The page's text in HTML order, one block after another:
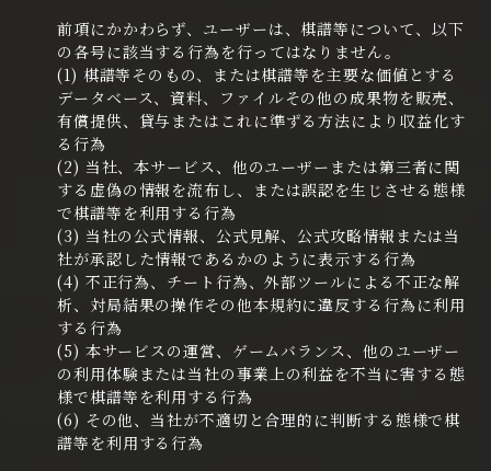
前項にかかわらず、ユーザーは、棋譜等について、以下
の各号に該当する行為を行ってはなりません。
(1) 棋譜等そのもの、または棋譜等を主要な価値とする
データベース、資料、ファイルその他の成果物を販売、
有償提供、貸与またはこれに準ずる方法により収益化す
る行為
(2) 当社、本サービス、他のユーザーまたは第三者に関
する虚偽の情報を流布し、または誤認を生じさせる態様
で棋譜等を利用する行為
(3) 当社の公式情報、公式見解、公式攻略情報または当
社が承認した情報であるかのように表示する行為
(4) 不正行為、チート行為、外部ツールによる不正な解
析、対局結果の操作その他本規約に違反する行為に利用
する行為
(5) 本サービスの運営、ゲームバランス、他のユーザー
の利用体験または当社の事業上の利益を不当に害する態
様で棋譜等を利用する行為
(6) その他、当社が不適切と合理的に判断する態様で棋
譜等を利用する行為